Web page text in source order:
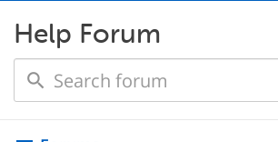
Help Forum